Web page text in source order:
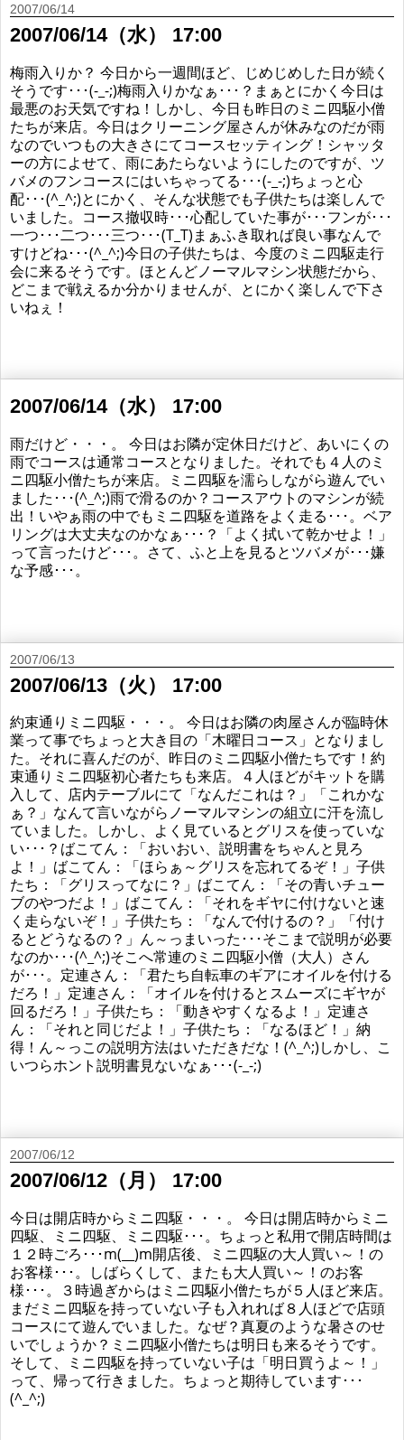
2007/06/14
2007/06/14（水） 17:00
梅雨入りか？ 今日から一週間ほど、じめじめした日が続く
そうです･･･(-_-;)梅雨入りかなぁ･･･？まぁとにかく今日は
最悪のお天気ですね！しかし、今日も昨日のミニ四駆小僧
たちが来店。今日はクリーニング屋さんが休みなのだが雨
なのでいつもの大きさにてコースセッティング！シャッタ
ーの方によせて、雨にあたらないようにしたのですが、ツ
バメのフンコースにはいちゃってる･･･(-_-;)ちょっと心
配･･･(^_^;)とにかく、そんな状態でも子供たちは楽しんで
いました。コース撤収時･･･心配していた事が･･･フンが･･･
一つ･･･二つ･･･三つ･･･(T_T)まぁふき取れば良い事なんで
すけどね･･･(^_^;)今日の子供たちは、今度のミニ四駆走行
会に来るそうです。ほとんどノーマルマシン状態だから、
どこまで戦えるか分かりませんが、とにかく楽しんで下さ
いねぇ！
2007/06/14（水） 17:00
雨だけど・・・。 今日はお隣が定休日だけど、あいにくの
雨でコースは通常コースとなりました。それでも４人のミ
ニ四駆小僧たちが来店。ミニ四駆を濡らしながら遊んでい
ました･･･(^_^;)雨で滑るのか？コースアウトのマシンが続
出！いやぁ雨の中でもミニ四駆を道路をよく走る･･･。ベア
リングは大丈夫なのかなぁ･･･？「よく拭いて乾かせよ！」
って言ったけど･･･。さて、ふと上を見るとツバメが･･･嫌
な予感･･･。
2007/06/13
2007/06/13（火） 17:00
約束通りミニ四駆・・・。 今日はお隣の肉屋さんが臨時休
業って事でちょっと大き目の「木曜日コース」となりまし
た。それに喜んだのが、昨日のミニ四駆小僧たちです！約
束通りミニ四駆初心者たちも来店。４人ほどがキットを購
入して、店内テーブルにて「なんだこれは？」「これかな
ぁ？」なんて言いながらノーマルマシンの組立に汗を流し
ていました。しかし、よく見ているとグリスを使っていな
い･･･？ばこてん：「おいおい、説明書をちゃんと見ろ
よ！」ばこてん：「ほらぁ～グリスを忘れてるぞ！」子供
たち：「グリスってなに？」ばこてん：「その青いチュー
ブのやつだよ！」ばこてん：「それをギヤに付けないと速
く走らないぞ！」子供たち：「なんで付けるの？」「付け
るとどうなるの？」ん～っまいった･･･そこまで説明が必要
なのか･･･(^_^;)そこへ常連のミニ四駆小僧（大人）さん
が･･･。定連さん：「君たち自転車のギアにオイルを付ける
だろ！」定連さん：「オイルを付けるとスムーズにギヤが
回るだろ！」子供たち：「動きやすくなるよ！」定連さ
ん：「それと同じだよ！」子供たち：「なるほど！」納
得！ん～っこの説明方法はいただきだな！(^_^;)しかし、こ
いつらホント説明書見ないなぁ･･･(-_-;)
2007/06/12
2007/06/12（月） 17:00
今日は開店時からミニ四駆・・・。 今日は開店時からミニ
四駆、ミニ四駆、ミニ四駆･･･。ちょっと私用で開店時間は
１２時ごろ･･･m(__)m開店後、ミニ四駆の大人買い～！の
お客様･･･。しばらくして、またも大人買い～！のお客
様･･･。３時過ぎからはミニ四駆小僧たちが５人ほど来店。
まだミニ四駆を持っていない子も入れれば８人ほどで店頭
コースにて遊んでいました。なぜ？真夏のような暑さのせ
いでしょうか？ミニ四駆小僧たちは明日も来るそうです。
そして、ミニ四駆を持っていない子は「明日買うよ～！」
って、帰って行きました。ちょっと期待しています･･･
(^_^;)